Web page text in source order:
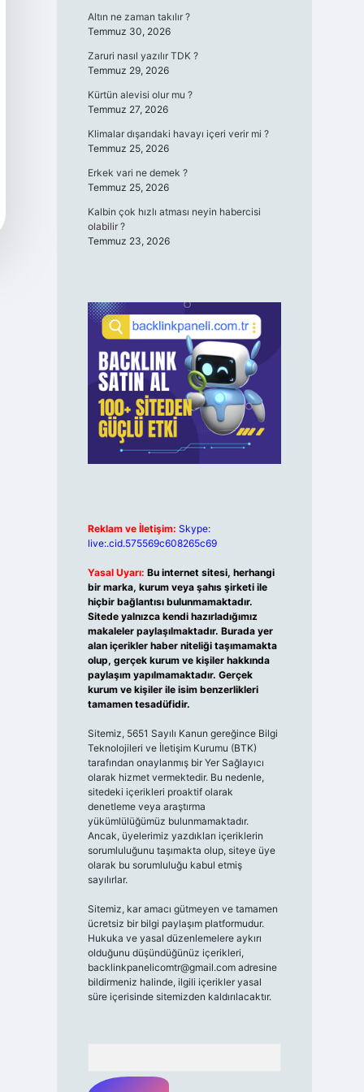
Altın ne zaman takılır ?
Temmuz 30, 2026
Zaruri nasıl yazılır TDK ?
Temmuz 29, 2026
Kürtün alevisi olur mu ?
Temmuz 27, 2026
Klimalar dışarıdaki havayı içeri verir mi ?
Temmuz 25, 2026
Erkek vari ne demek ?
Temmuz 25, 2026
Kalbin çok hızlı atması neyin habercisi
olabilir ?
Temmuz 23, 2026
Reklam ve İletişim: Skype:
live:.cid.575569c608265c69
Yasal Uyarı: Bu internet sitesi, herhangi
bir marka, kurum veya şahıs şirketi ile
hiçbir bağlantısı bulunmamaktadır.
Sitede yalnızca kendi hazırladığımız
makaleler paylaşılmaktadır. Burada yer
alan içerikler haber niteliği taşımamakta
olup, gerçek kurum ve kişiler hakkında
paylaşım yapılmamaktadır. Gerçek
kurum ve kişiler ile isim benzerlikleri
tamamen tesadüfidir.
Sitemiz, 5651 Sayılı Kanun gereğince Bilgi
Teknolojileri ve İletişim Kurumu (BTK)
tarafından onaylanmış bir Yer Sağlayıcı
olarak hizmet vermektedir. Bu nedenle,
sitedeki içerikleri proaktif olarak
denetleme veya araştırma
yükümlülüğümüz bulunmamaktadır.
Ancak, üyelerimiz yazdıkları içeriklerin
sorumluluğunu taşımakta olup, siteye üye
olarak bu sorumluluğu kabul etmiş
sayılırlar.
Sitemiz, kar amacı gütmeyen ve tamamen
ücretsiz bir bilgi paylaşım platformudur.
Hukuka ve yasal düzenlemelere aykırı
olduğunu düşündüğünüz içerikleri,
backlinkpanelicomtr@gmail.comadresine
bildirmeniz halinde, ilgili içerikler yasal
süre içerisinde sitemizden kaldırılacaktır.